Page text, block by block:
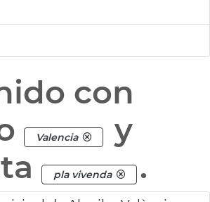
con
Valencia
y
pla vivenda .